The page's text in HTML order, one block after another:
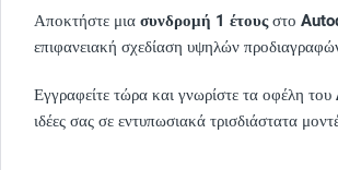
Αποκτήστε μια συνδρομή 1 έτουςστο
επιφανειακή σχεδίαση υψηλών
Εγγραφείτε τώρα και γνωρίστε τα οφέλη του
ιδέες σας σε εντυπωσιακά τρισδιάστατα